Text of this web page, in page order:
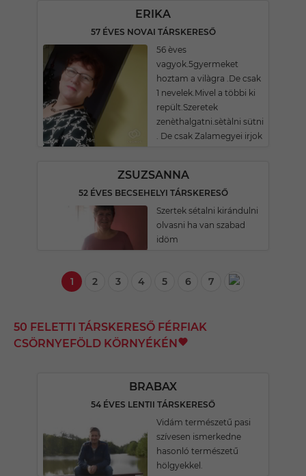
ERIKA
57 ÉVES NOVAI TÁRSKERESŐ
56 èves
vagyok.5gyermeket
hoztam a vilàgra .De csak
1 nevelek.Mivel a többi ki
repült.Szeretek
zenèthalgatni.sètàlni sütni
. De csak Zalamegyei irjok
ZSUZSANNA
52 ÉVES BECSEHELYI TÁRSKERESŐ
Szertek sétalni kirándulni
olvasni ha van szabad
idöm
1 2 3 4 5 6 7
50 FELETTI TÁRSKERESŐ FÉRFIAK
CSÖRNYEFÖLD KÖRNYÉKÉN
BRABAX
54 ÉVES LENTII TÁRSKERESŐ
Vidám természetű pasi
szívesen ismerkedne
hasonló természetű
hölgyekkel.